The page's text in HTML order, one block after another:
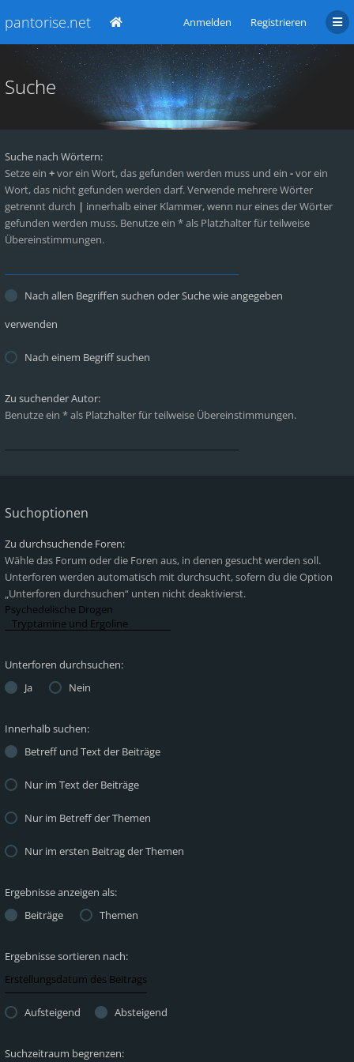
pantorise.net Anmelden Registrieren
Suche
Suche nach Wörtern:
Setze ein +vor ein Wort, das gefunden werden muss und ein -vor ein
Wort, das nicht gefunden werden darf. Verwende mehrere Wörter
getrennt durch | innerhalb einer Klammer, wenn nur eines der Wörter
gefunden werden muss. Benutze ein * als Platzhalter für teilweise
Übereinstimmungen.
Nach allen Begriffen suchen oder Suche wie angegeben
verwenden
Nach einem Begriff suchen
Zu suchender Autor:
Benutze ein * als Platzhalter für teilweise Übereinstimmungen.
Suchoptionen
Zu durchsuchende Foren:
Wähle das Forum oder die Foren aus, in denen gesucht werden soll.
Unterforen werden automatisch mit durchsucht, sofern du die Option
„Unterforen durchsuchen“ unten nicht deaktivierst.
Unterforen durchsuchen:
Ja
Nein
Innerhalb suchen:
Betreff und Text der Beiträge
Nur im Text der Beiträge
Nur im Betreff der Themen
Nur im ersten Beitrag der Themen
Ergebnisse anzeigen als:
Beiträge
Themen
Ergebnisse sortieren nach:
Aufsteigend Absteigend
Suchzeitraum begrenzen: